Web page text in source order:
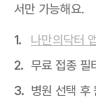
서만 가능해요.
나만의닥터
무료 접종 필
병원 선택 후